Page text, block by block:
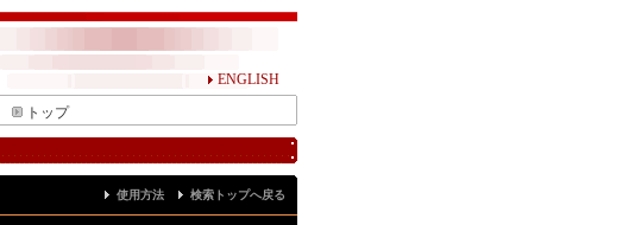
ENGLISH
トップ
使用方法 検索トップへ戻る